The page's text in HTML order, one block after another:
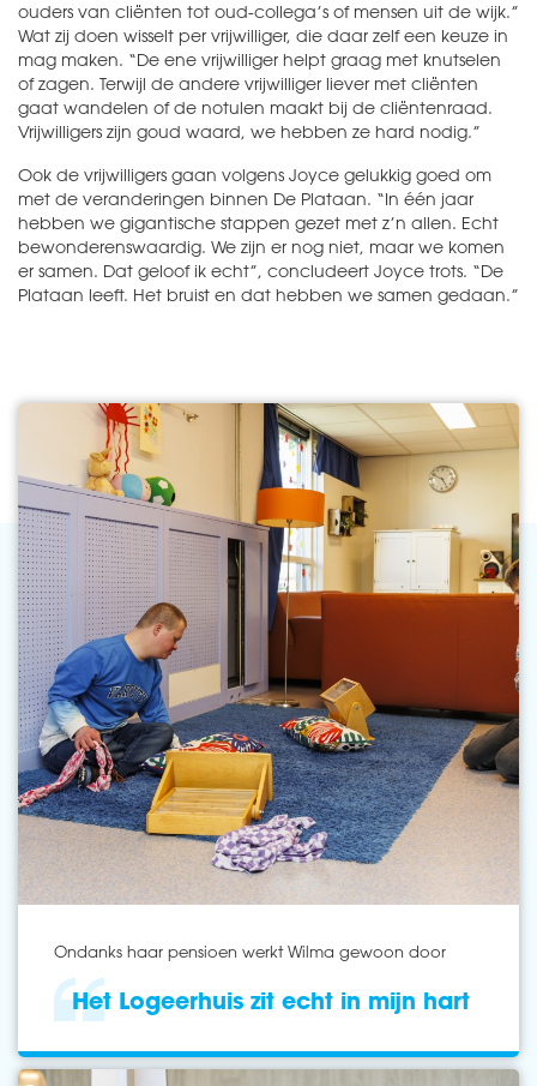
ouders van cliënten tot oud-collega’s of mensen uit de wijk.”
Wat zij doen wisselt per vrijwilliger, die daar zelf een keuze in
mag maken. “De ene vrijwilliger helpt graag met knutselen
of zagen. Terwijl de andere vrijwilliger liever met cliënten
gaat wandelen of de notulen maakt bij de cliëntenraad.
Vrijwilligers zijn goud waard, we hebben ze hard nodig.”
Ook de vrijwilligers gaan volgens Joyce gelukkig goed om
met de veranderingen binnen De Plataan. “In één jaar
hebben we gigantische stappen gezet met z’n allen. Echt
bewonderenswaardig. We zijn er nog niet, maar we komen
er samen. Dat geloof ik echt”, concludeert Joyce trots. “De
Plataan leeft. Het bruist en dat hebben we samen gedaan.”
Ondanks haar pensioen werkt Wilma gewoon door
Het Logeerhuis zit echt in mijn hart